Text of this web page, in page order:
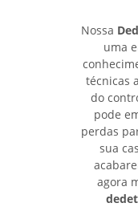
Nossa
uma
técnicas
do
pode
perdas
sua
agora